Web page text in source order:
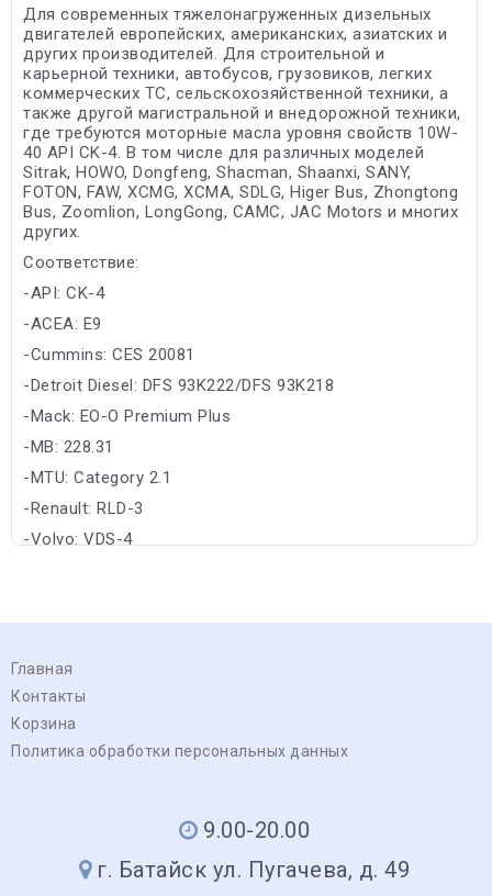
Для современных тяжелонагруженных дизельных
двигателей европейских, американских, азиатских и
других производителей. Для строительной и
карьерной техники, автобусов, грузовиков, легких
коммерческих ТС, сельскохозяйственной техники, а
также другой магистральной и внедорожной техники,
где требуются моторные масла уровня свойств 10W-
40 API CK-4. В том числе для различных моделей
Sitrak, HOWO, Dongfeng, Shacman, Shaanxi, SANY,
FOTON, FAW, XCMG, XCMA, SDLG, Higer Bus, Zhongtong
Bus, Zoomlion, LongGong, CAMC, JAC Motors и многих
других.
Соответствие:
-API: CK-4
-ACEA: E9
-Cummins: CES 20081
-Detroit Diesel: DFS 93K222/DFS 93K218
-Mack: EO-O Premium Plus
-MB: 228.31
-MTU: Category 2.1
-Renault: RLD-3
-Volvo: VDS-4
Главная
Контакты
Корзина
Политика обработки персональных данных
9.00-20.00
г. Батайск ул. Пугачева, д. 49